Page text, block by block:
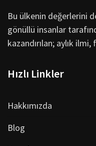
Bu ülkenin değerlerini
gönüllü insanlar
kazandırılan; aylık
Hızlı Linkler
Hakkımızda
Blog